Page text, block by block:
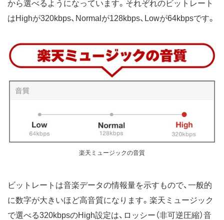
から選べるようになっています。それぞれのビットレート
はHighが320kbps、Normalが128kbps、Lowが64kbpsです。
楽天ミュージックの音質
ビットレートは音楽データの情報量を示すもので、一般的
に数字が大きいほど高音質になります。楽天ミュージック
で選べる320kbpsのHigh設定は、ロッシー（非可逆圧縮）音